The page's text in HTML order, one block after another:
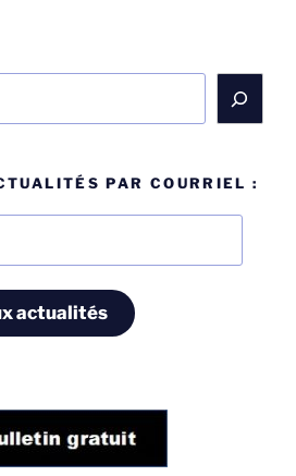
PAR COURRIEL :
actualités